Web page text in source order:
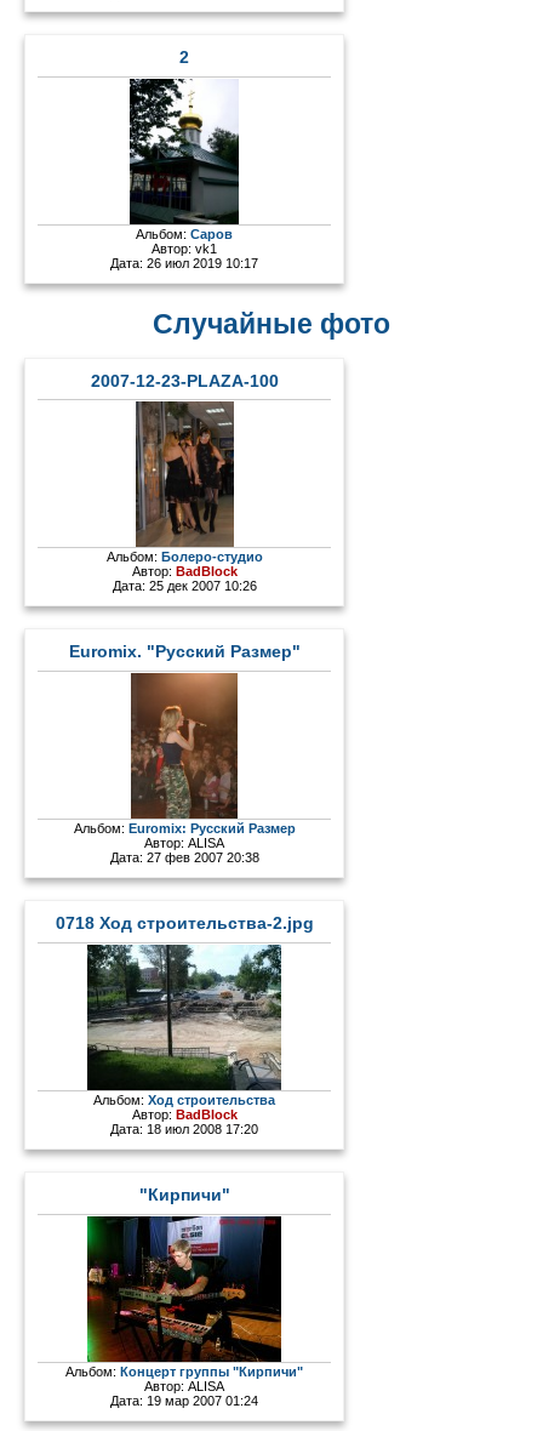
2
Альбом:Саров
Автор:vk1
Дата: 26 июл 2019 10:17
Случайные фото
2007-12-23-PLAZA-100
Альбом: Болеро-студио
Автор: BadBlock
Дата: 25 дек 2007 10:26
Euromix. "Русский Размер"
Альбом: Euromix: Русский Размер
Автор:ALISA
Дата: 27 фев 2007 20:38
0718 Ход строительства-2.jpg
Альбом:Ход строительства
Автор: BadBlock
Дата: 18 июл 2008 17:20
"Кирпичи"
Альбом:Концерт группы "Кирпичи"
Автор:ALISA
Дата: 19 мар 2007 01:24